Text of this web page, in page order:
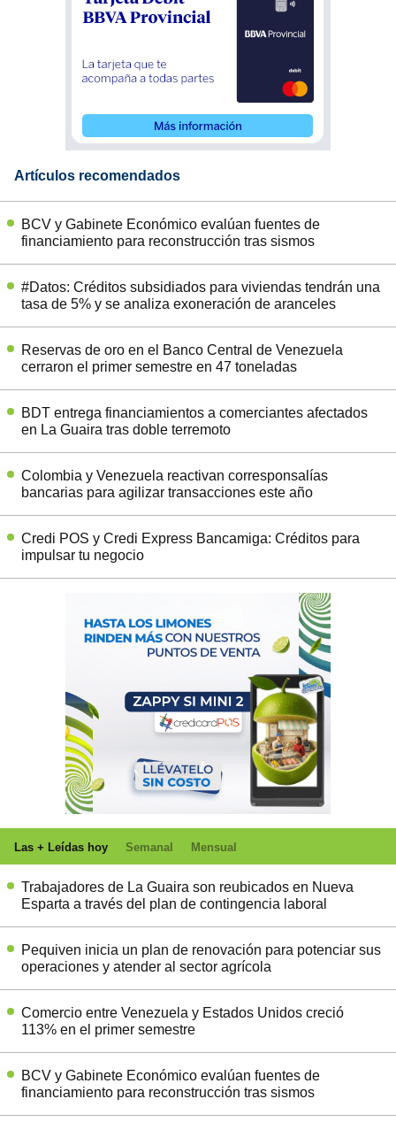
Artículos recomendados
BCV y Gabinete Económico evalúan fuentes de
financiamiento para reconstrucción tras sismos
#Datos: Créditos subsidiados para viviendas tendrán una
tasa de 5% y se analiza exoneración de aranceles
Reservas de oro en el Banco Central de Venezuela
cerraron el primer semestre en 47 toneladas
BDT entrega financiamientos a comerciantes afectados
en La Guaira tras doble terremoto
Colombia y Venezuela reactivan corresponsalías
bancarias para agilizar transacciones este año
Credi POS y Credi Express Bancamiga: Créditos para
impulsar tu negocio
Las + Leídas hoy Semanal Mensual
Trabajadores de La Guaira son reubicados en Nueva
Esparta a través del plan de contingencia laboral
Pequiven inicia un plan de renovación para potenciar sus
operaciones y atender al sector agrícola
Comercio entre Venezuela y Estados Unidos creció
113% en el primer semestre
BCV y Gabinete Económico evalúan fuentes de
financiamiento para reconstrucción tras sismos